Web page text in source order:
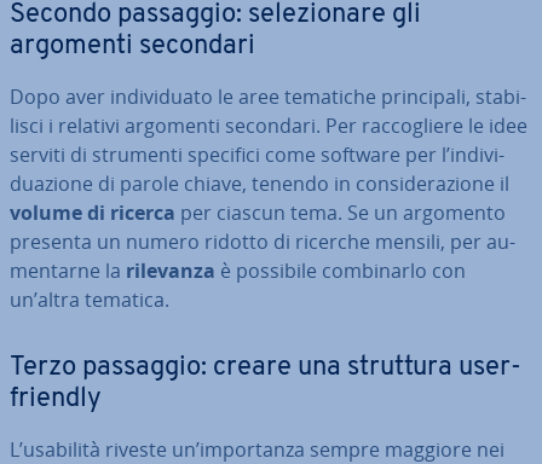
Secondo passaggio: se­le­zio­na­re gli
argomenti secondari
Dopo aver in­di­vi­dua­to le aree tematiche prin­ci­pa­li, sta­bi­
li­sci i relativi argomenti secondari. Per rac­co­glie­re le idee
serviti di strumenti specifici come software per l’in­di­vi­
dua­zio­ne di parole chiave, tenendo in con­si­de­ra­zio­ne il
volume di ricerca per ciascun tema. Se un argomento
presenta un numero ridotto di ricerche mensili, per au­
men­tar­ne la rilevanza è possibile com­bi­nar­lo con
un’altra tematica.
Terzo passaggio: creare una struttura user-
friendly
L’usabilità riveste un’im­por­tan­za sempre maggiore nei